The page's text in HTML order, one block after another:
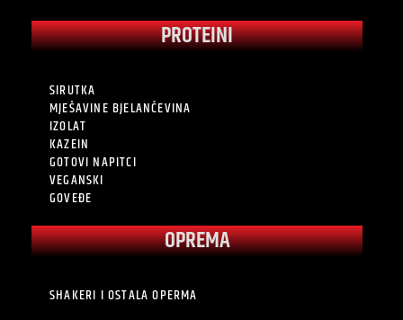
PROTEINI
SIRUTKA
MJEŠAVINE BJELANČEVINA
IZOLAT
KAZEIN
GOTOVI NAPITCI
VEGANSKI
GOVEĐE
OPREMA
SHAKERI I OSTALA OPERMA